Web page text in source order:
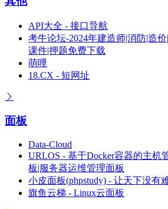
API大全 - 接口导航
考牛论坛-2024年建造师|消防|造
课件|押题免费下载
萌哩
18.CX - 短网址
面板
Data-Cloud
URLOS - 基于Docker容器的主机
板|服务器运维管理面板
小皮面板(phpstudy) - 让天下没有
旗鱼云梯 - Linux云面板